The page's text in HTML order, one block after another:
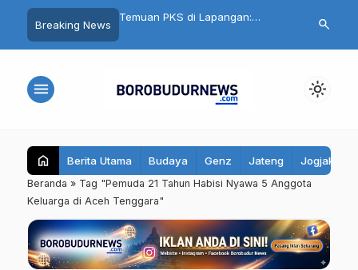
Breaking News
Santri Al Hidayat
Edukasi Remaja
Temuan PKS di Lapangan:
Terlambat, Kain Kaku hingga Ada
Cuma
Mall
search
menu light_mode
home Berita Utama Budaya Genz Jateng Jogjakarta
Beranda » Tag "Pemuda 21 Tahun Habisi Nyawa 5 Anggota
Keluarga di Aceh Tenggara"